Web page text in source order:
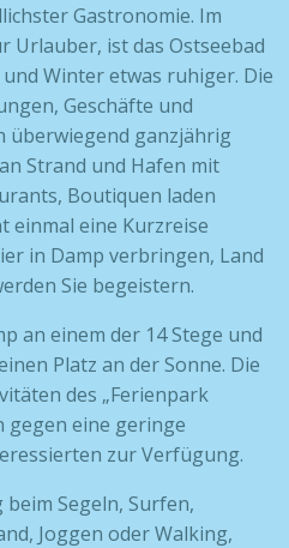
Gastronomie. Im
Urlauber, ist das Ostseebad
Winter etwas ruhiger. Die
Geschäfte und
überwiegend ganzjährig
Strand und Hafen mit
Boutiquen laden
einmal eine Kurzreise
in Damp verbringen, Land
Sie begeistern.
an einem der 14 Stege und
Platz an der Sonne. Die
des „Ferienpark
gegen eine geringe
zur Verfügung.
Segeln, Surfen,
Joggen oder Walking,